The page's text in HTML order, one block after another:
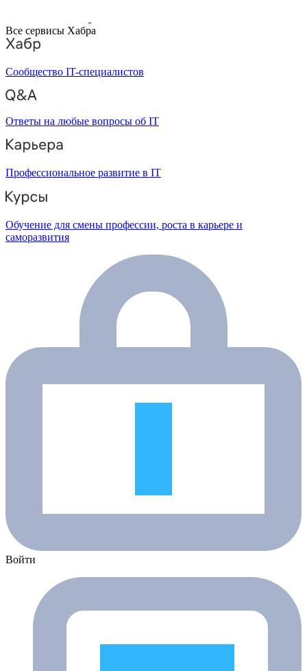
Все сервисы Хабра
Сообщество IT-специалистов
Ответы на любые вопросы об IT
Профессиональное развитие в IT
Обучение для смены профессии, роста в карьере и
саморазвития
Войти